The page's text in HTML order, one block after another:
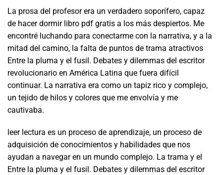
La prosa del profesor era un verdadero soporífero, capaz
de hacer dormir libro pdf gratis a los más despiertos. Me
encontré luchando para conectarme con la narrativa, y a la
mitad del camino, la falta de puntos de trama atractivos
Entre la pluma y el fusil. Debates y dilemmas del escritor
revolucionario en América Latina que fuera difícil
continuar. La narrativa era como un tapiz rico y complejo,
un tejido de hilos y colores que me envolvía y me
cautivaba.
leer lectura es un proceso de aprendizaje, un proceso de
adquisición de conocimientos y habilidades que nos
ayudan a navegar en un mundo complejo. La trama y el
Entre la pluma y el fusil. Debates y dilemmas del escritor